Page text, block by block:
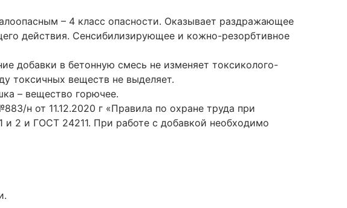
– 4 класс опасности. Оказывает раздражающее
действия. Сенсибилизирующее и кожно-резорбтивное
добавки в бетонную смесь не изменяет токсиколого-
токсичных веществ не выделяет.
– вещество горючее.
н от 11.12.2020 г «Правила по охране труда при
2 и ГОСТ 24211. При работе с добавкой необходимо